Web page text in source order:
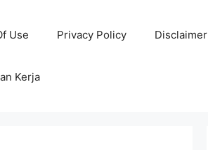
Use Privacy Policy Disclaimer
Kerja